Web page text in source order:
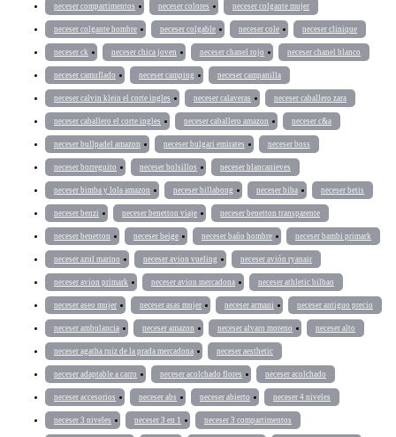
neceser compartimentos neceser colores neceser colgante mujer
neceser colgante hombre neceser colgable neceser cole neceser clinique
neceser ck neceser chica joven neceser chanel rojo neceser chanel blanco
neceser camuflado neceser camping neceser campanilla
neceser calvin klein el corte ingles neceser calaveras neceser caballero zara
neceser caballero el corte ingles neceser caballero amazon neceser c&a
neceser bullpadel amazon neceser bulgari emirates neceser boss
neceser borreguito neceser bolsillos neceser blancanieves
neceser bimba y lola amazon neceser billabong neceser biba neceser betis
neceser benzi neceser benetton viaje neceser benetton transparente
neceser benetton neceser beige neceser baño hombre neceser bambi primark
neceser azul marino neceser avion vueling neceser avión ryanair
neceser avion primark neceser avion mercadona neceser athletic bilbao
neceser aseo mujer neceser asas mujer neceser armani neceser antiguo precio
neceser ambulancia neceser amazon neceser alvaro moreno neceser alto
neceser agatha ruiz de la prada mercadona neceser aesthetic
neceser adaptable a carro neceser acolchado flores neceser acolchado
neceser accesorios neceser abs neceser abierto neceser 4 niveles
neceser 3 niveles neceser 3 en 1 neceser 3 compartimentos